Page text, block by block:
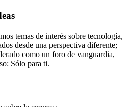
temas de interés sobre tecnología,
desde una perspectiva diferente;
como un foro de vanguardia,
Sólo para ti.